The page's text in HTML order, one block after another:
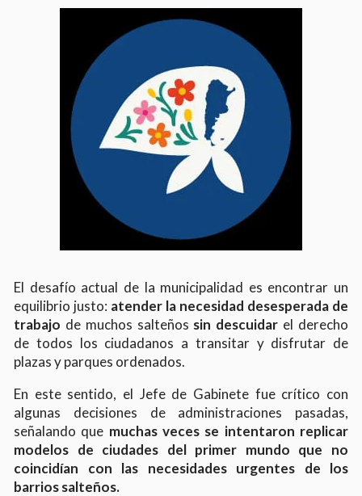
El desafío actual de la municipalidad es encontrar un
equilibrio justo: atender la necesidad desesperada de
trabajo de muchos salteños sin descuidar el derecho
de todos los ciudadanos a transitar y disfrutar de
plazas y parques ordenados.
En este sentido, el Jefe de Gabinete fue crítico con
algunas decisiones de administraciones pasadas,
señalando que muchas veces se intentaron replicar
modelos de ciudades del primer mundo que no
coincidían con las necesidades urgentes de los
barrios salteños.